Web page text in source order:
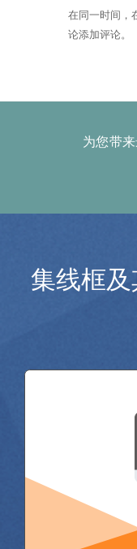
在同一时间，
论添加评论。
为您带
集线框